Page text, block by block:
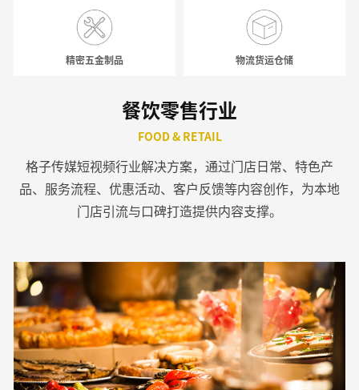
精密五金制品 物流货运仓储
餐饮零售行业
FOOD & RETAIL
格子传媒短视频行业解决方案，通过门店日常、特色产
品、服务流程、优惠活动、客户反馈等内容创作，为本地
门店引流与口碑打造提供内容支撑。